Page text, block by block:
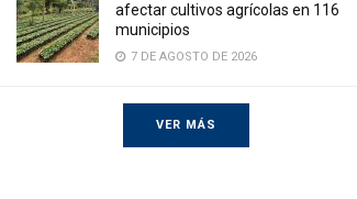
afectar cultivos agrícolas en 116
municipios
7 DE AGOSTO DE 2026
VER MÁS